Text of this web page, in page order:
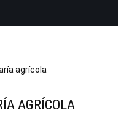
agrícola
AGRÍCOLA